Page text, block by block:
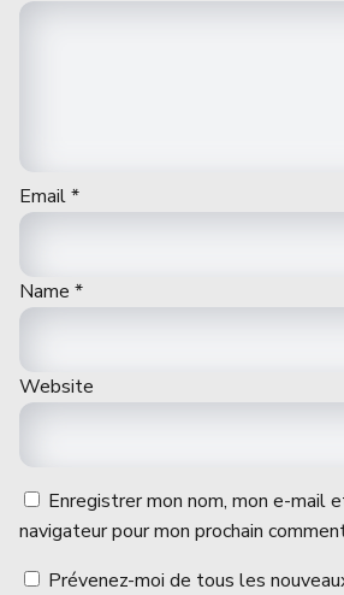
Email*
Name *
Website
Enregistrer mon nom, mon e-mail
navigateur pour mon prochain
Prévenez-moi de tous les